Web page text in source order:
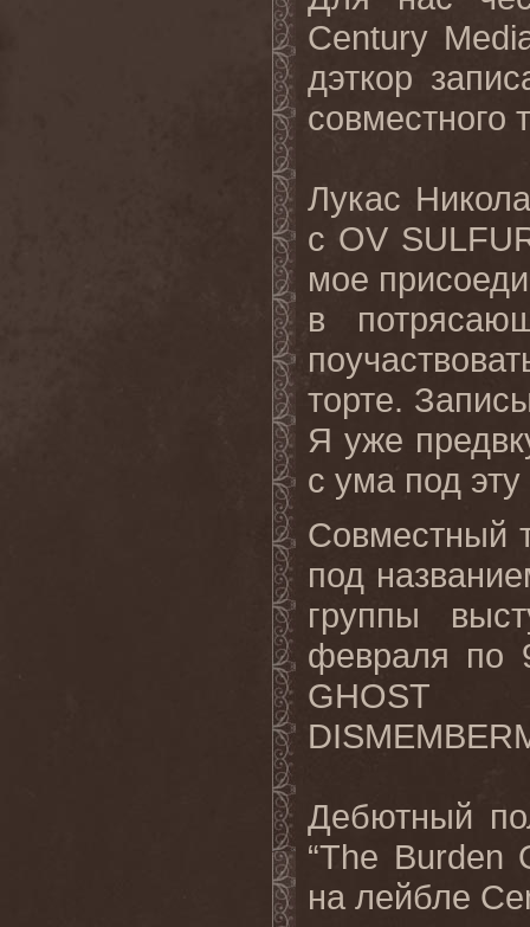
Century
дэткор
совместного
Лукас
с OV
мое
в
торте.
Я уже
с ума под
Совместный
под
группы
февраля по
GHOST
Дебютный
“The Burden
на лейбле